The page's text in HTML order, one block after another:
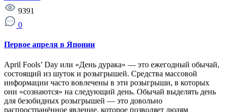
9391
0
Первое апреля в Японии
April Fools’ Day или «День дурака» — это ежегодный обычай,
состоящий из шуток и розыгрышей. Средства массовой
информации часто вовлечены в эти розыгрыши, в которых
они «сознаются» на следующий день. Обычай выделять день
для безобидных розыгрышей — это довольно
распространённое явление, которое позволяет людям